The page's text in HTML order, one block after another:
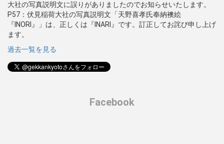
大社の写真説明文に誤りがありましたのでお知らせいたします。
P57：伏見稲荷大社の写真説明文「天野喜孝氏奉納襖絵
『INORI』」は、正しくは『INARI』です。訂正してお詫び申し上げ
ます。
過去一覧を見る
Facebook